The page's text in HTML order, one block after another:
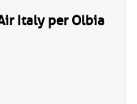
Italy per Olbia